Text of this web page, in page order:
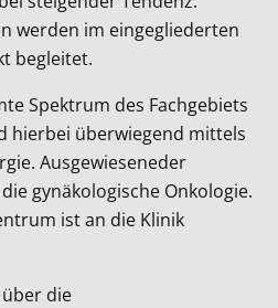
werden im eingegliederten
begleitet.
Spektrum des Fachgebiets
hierbei überwiegend mittels
Ausgewieseneder
gynäkologische Onkologie.
ist an die Klinik
die